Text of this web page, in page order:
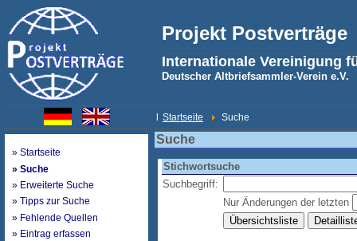
Projekt Postverträge
Internationale Vereinigung
Deutscher Altbriefsammler-Verein e.V.
Startseite Suche
» Startseite
» Suche
» Erweiterte Suche
» Tipps zur Suche
» Fehlende Quellen
» Eintrag erfassen
Suche
Stichwortsuche
Suchbegriff:
Nur Änderungen der letzten